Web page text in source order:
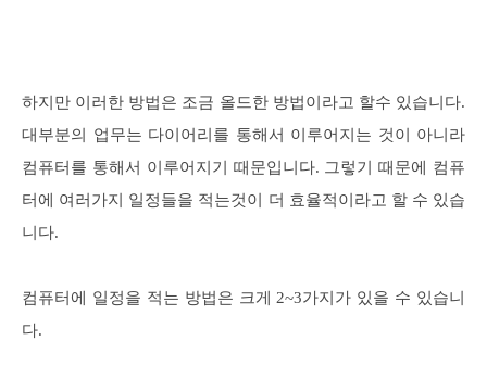
하지만 이러한 방법은 조금 올드한 방법이라고 할수 있습니다.
대부분의 업무는 다이어리를 통해서 이루어지는 것이 아니라
컴퓨터를 통해서 이루어지기 때문입니다. 그렇기 때문에 컴퓨
터에 여러가지 일정들을 적는것이 더 효율적이라고 할 수 있습
니다.
컴퓨터에 일정을 적는 방법은 크게 2~3가지가 있을 수 있습니
다.